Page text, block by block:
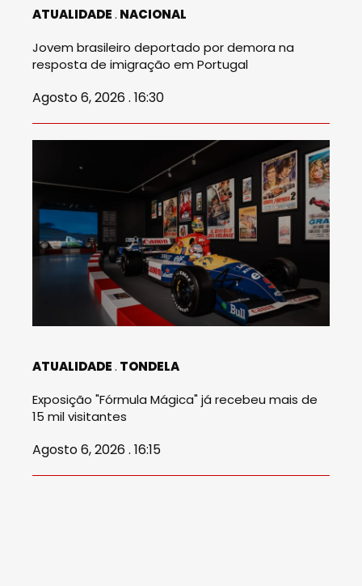
ATUALIDADE NACIONAL
Jovem brasileiro deportado por demora na
resposta de imigração em Portugal
Agosto 6, 2026 . 16:30
ATUALIDADE TONDELA
Exposição "Fórmula Mágica" já recebeu mais de
15 mil visitantes
Agosto 6, 2026 . 16:15